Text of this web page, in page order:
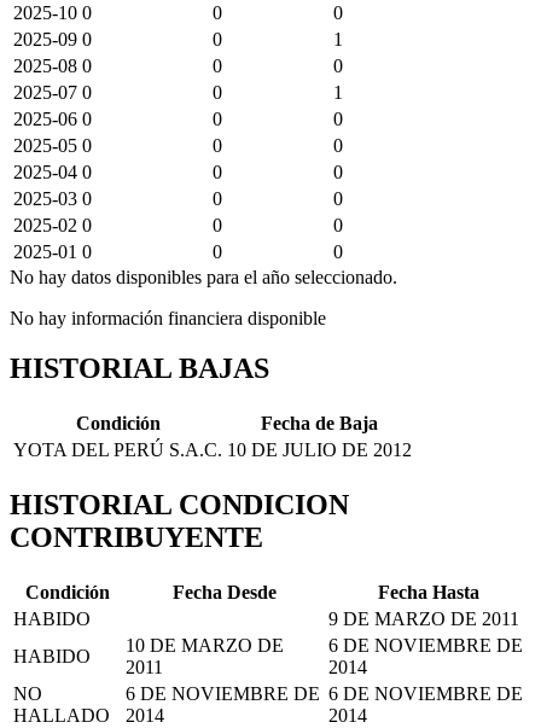
2025-10 0 0
0
2025-09 0 0
1
2025-08 0 0
0
2025-07 0 0
1
2025-06 0 0
0
2025-05 0 0
0
2025-04 0 0
0
2025-03 0 0
0
2025-02 0 0
0
2025-01 0 0
0
No hay datos disponibles para el año seleccionado.
No hay información financiera disponible
HISTORIAL BAJAS
Condición
Fecha de Baja
YOTA DEL PERÚ S.A.C. 10 DE JULIO DE 2012
HISTORIAL CONDICION
CONTRIBUYENTE
Condición Fecha Desde
Fecha Hasta
HABIDO
9 DE MARZO DE 2011
HABIDO
10 DE MARZO DE
2011
6 DE NOVIEMBRE DE
2014
NO
HALLADO
6 DE NOVIEMBRE DE
2014
6 DE NOVIEMBRE DE
2014